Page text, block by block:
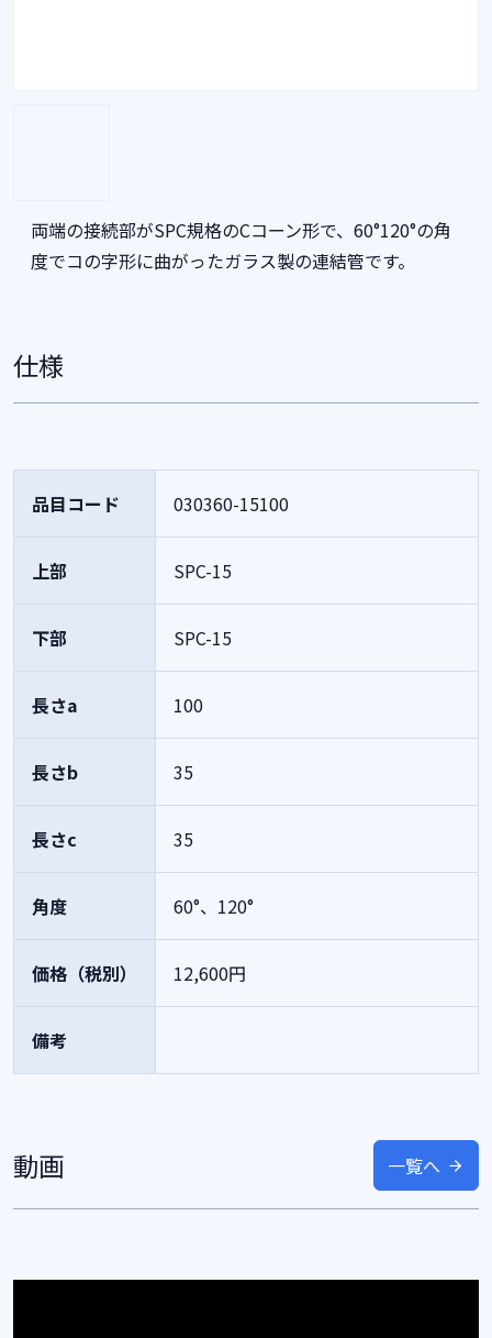
両端の接続部がSPC規格のCコーン形で、60°120°の角
度でコの字形に曲がったガラス製の連結管です。
仕様
品目コード 030360-15100
上部 SPC-15
下部 SPC-15
長さa 100
長さb 35
長さc 35
角度 60°、120°
価格（税別） 12,600円
備考
動画 一覧へ